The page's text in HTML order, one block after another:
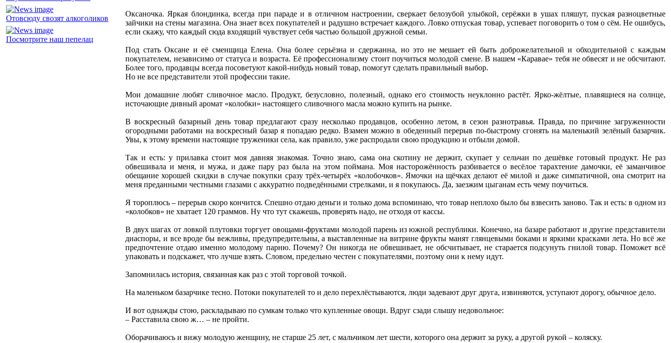
Отовсюду свозят алкоголиков
Посмотрите наш пепелац
Оксаночка. Яркая блондинка, всегда при параде и в отличном настроении, сверкает белозубой улыбкой, серёжки в ушах пляшут, пуская разноцветные
зайчики на стены магазина. Она знает всех покупателей и радушно встречает каждого. Ловко отпуская товар, успевает поговорить о том о сём. Не ошибусь,
если скажу, что каждый сюда входящий чувствует себя частью большой дружной семьи.
Под стать Оксане и её сменщица Елена. Она более серьёзна и сдержанна, но это не мешает ей быть доброжелательной и обходительной с каждым
покупателем, независимо от статуса и возраста. Её профессионализму стоит поучиться молодой смене. В нашем «Каравае» тебя не обвесят и не обсчитают.
Более того, продавцы всегда посоветуют какой-нибудь новый товар, помогут сделать правильный выбор.
Но не все представители этой профессии такие.
Мои домашние любят сливочное масло. Продукт, безусловно, полезный, однако его стоимость неуклонно растёт. Ярко-жёлтые, плавящиеся на солнце,
источающие дивный аромат «колобки» настоящего сливочного масла можно купить на рынке.
В воскресный базарный день товар предлагают сразу несколько продавцов, особенно летом, в сезон разнотравья. Правда, по причине загруженности
огородными работами на воскресный базар я попадаю редко. Взамен можно в обеденный перерыв по-быстрому сгонять на маленький зелёный базарчик.
Увы, к этому времени настоящие труженики села, как правило, уже распродали свою продукцию и отбыли домой.
Так и есть: у прилавка стоит моя давняя знакомая. Точно знаю, сама она скотину не держит, скупает у сельчан по дешёвке готовый продукт. Не раз
обвешивала и меня, и мужа, и даже пару раз была на этом поймана. Моя насторожённость разбивается о весёлое тарахтение дамочки, её заманчивое
обещание хорошей скидки в случае покупки сразу трёх-четырёх «колобочков». Ямочки на щёчках делают её милой и даже симпатичной, она смотрит на
меня преданными честными глазами с аккуратно подведёнными стрелками, и я покупаюсь. Да, заезжим цыганам есть чему поучиться.
Я тороплюсь – перерыв скоро кончится. Спешно отдаю деньги и только дома вспоминаю, что товар неплохо было бы взвесить заново. Так и есть: в одном из
«колобков» не хватает 120 граммов. Ну что тут скажешь, проверять надо, не отходя от кассы.
В двух шагах от ловкой плутовки торгует овощами-фруктами молодой парень из южной республики. Конечно, на базаре работают и другие представители
диаспоры, и все вроде бы вежливы, предупредительны, а выставленные на витрине фрукты манят глянцевыми боками и яркими красками лета. Но всё же
предпочтение отдаю именно молодому парню. Почему? Он никогда не обвешивает, не обсчитывает, не старается подсунуть гнилой товар. Поможет всё
упаковать и подскажет, что лучше взять. Словом, предельно честен с покупателями, поэтому они к нему идут.
Запомнилась история, связанная как раз с этой торговой точкой.
На маленьком базарчике тесно. Потоки покупателей то и дело перехлёстываются, люди задевают друг друга, извиняются, уступают дорогу, обычное дело.
И вот однажды стою, раскладываю по сумкам только что купленные овощи. Вдруг сзади слышу недовольное:
– Расставила свою ж… – не пройти.
Оборачиваюсь и вижу молодую женщину, не старше 25 лет, с мальчиком лет шести, которого она держит за руку, а другой рукой – коляску.